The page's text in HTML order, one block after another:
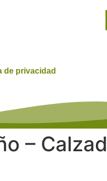
de privacidad
–